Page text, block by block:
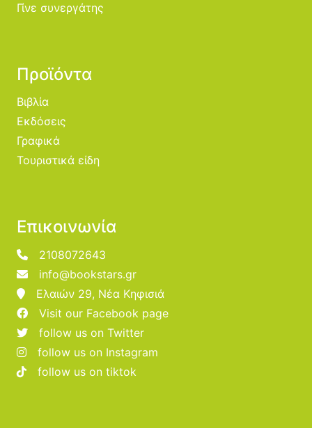
Γίνε συνεργάτης
Προϊόντα
Βιβλία
Εκδόσεις
Γραφικά
Τουριστικά είδη
Επικοινωνία
2108072643
info@bookstars.gr
Ελαιών 29, Νέα Κηφισιά
Visit our Facebook page
follow us on Twitter
follow us on Instagram
follow us on tiktok